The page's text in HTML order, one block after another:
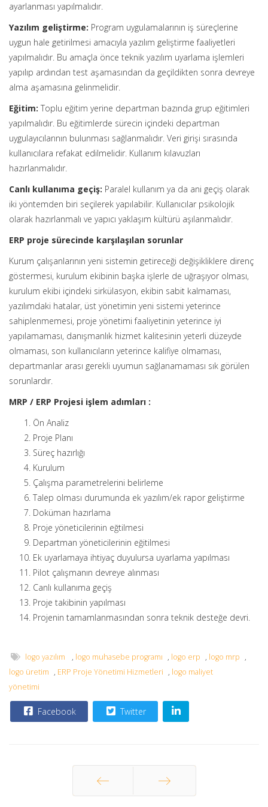
ayarlanması yapılmalıdır.
Yazılım geliştirme: Program uygulamalarının iş süreçlerine
uygun hale getirilmesi amacıyla yazılım geliştirme faaliyetleri
yapılmalıdır. Bu amaçla önce teknik yazılım uyarlama işlemleri
yapılıp ardından test aşamasından da geçildikten sonra devreye
alma aşamasına gelinmelidir.
Eğitim: Toplu eğitim yerine departman bazında grup eğitimleri
yapılmalıdır. Bu eğitimlerde sürecin içindeki departman
uygulayıcılarının bulunması sağlanmalıdır. Veri girişi sırasında
kullanıcılara refakat edilmelidir. Kullanım kılavuzları
hazırlanmalıdır.
Canlı kullanıma geçiş: Paralel kullanım ya da ani geçiş olarak
iki yöntemden biri seçilerek yapılabilir. Kullanıcılar psikolojik
olarak hazırlanmalı ve yapıcı yaklaşım kültürü aşılanmalıdır.
ERP proje sürecinde karşılaşılan sorunlar
Kurum çalışanlarının yeni sistemin getireceği değişikliklere direnç
göstermesi, kurulum ekibinin başka işlerle de uğraşıyor olması,
kurulum ekibi içindeki sirkülasyon, ekibin sabit kalmaması,
yazılımdaki hatalar, üst yönetimin yeni sistemi yeterince
sahiplenmemesi, proje yönetimi faaliyetinin yeterince iyi
yapılamaması, danışmanlık hizmet kalitesinin yeterli düzeyde
olmaması, son kullanıcıların yeterince kalifiye olmaması,
departmanlar arası gerekli uyumun sağlanamaması sık görülen
sorunlardır.
MRP / ERP Projesi işlem adımları :
Ön Analiz
Proje Planı
Süreç hazırlığı
Kurulum
Çalışma parametrelerini belirleme
Talep olması durumunda ek yazılım/ek rapor geliştirme
Doküman hazırlama
Proje yöneticilerinin eğtilmesi
Departman yöneticilerinin eğitilmesi
Ek uyarlamaya ihtiyaç duyulursa uyarlama yapılması
Pilot çalışmanın devreye alınması
Canlı kullanıma geçiş
Proje takibinin yapılması
Projenin tamamlanmasından sonra teknik desteğe devri.
logo yazılım , logo muhasebe programı , logo erp , logo mrp ,
logo üretim , ERP Proje Yönetimi Hizmetleri , logo maliyet
yönetimi
Facebook Twitter